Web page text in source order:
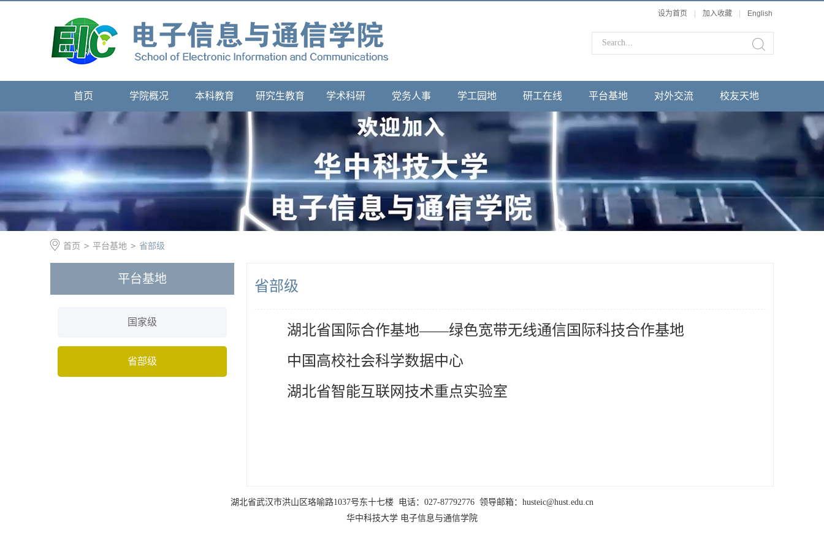
设为首页 加入收藏 English
首页 学院概况 本科教育 研究生教育 学术科研 党务人事 学工园地 研工在线 平台基地 对外交流 校友天地
首页 > 平台基地 > 省部级
平台基地
国家级
省部级
省部级
湖北省国际合作基地——绿色宽带无线通信国际科技合作基地
中国高校社会科学数据中心
湖北省智能互联网技术重点实验室
湖北省武汉市洪山区珞喻路1037号东十七楼 电话：027-87792776 领导邮箱：husteic@hust.edu.cn
华中科技大学 电子信息与通信学院